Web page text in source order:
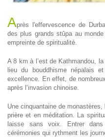
Après l'effervescence de
des plus grands stûpa au
empreinte de spiritualité.
A 8 km à l’est de Kathmandou,
lieu du bouddhisme népalais
excellence. En effet, de
après l’invasion chinoise.
Une cinquantaine de
prière et en méditation. La
laisse sans voix. Entrer
cérémonies qui rythment les